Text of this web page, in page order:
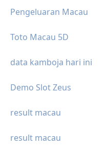
Pengeluaran Macau
Toto Macau 5D
data kamboja hari ini
Demo Slot Zeus
result macau
result macau